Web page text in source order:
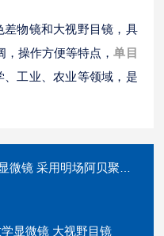
差物镜和大视野目镜，具
，操作方便等特点，单目
、工业、农业等领域，是
镜 采用明场阿贝聚光镜
显微镜 大视野目镜